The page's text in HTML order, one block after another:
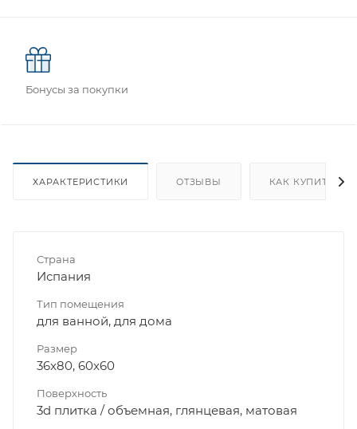
Бонусы за покупки
ХАРАКТЕРИСТИКИ ОТЗЫВЫ КАК КУПИТЬ
Страна
Испания
Тип помещения
для ванной, для дома
Размер
36x80, 60x60
Поверхность
3d плитка / объемная, глянцевая, матовая